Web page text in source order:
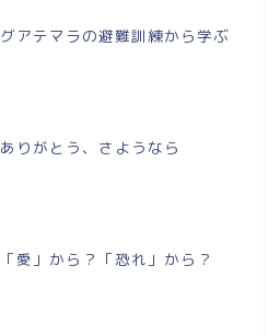
グアテマラの避難訓練から学ぶ
ありがとう、さようなら
「愛」から？「恐れ」から？